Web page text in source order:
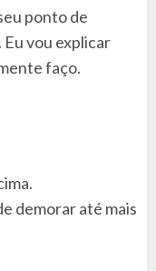
ponto de
Eu vou explicar
faço.
demorar até mais